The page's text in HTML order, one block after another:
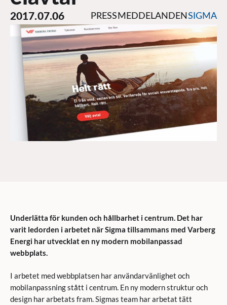
2017.07.06 PRESSMEDDELANDEN SIGMA
Underlätta för kunden och hållbarhet i centrum. Det har
varit ledorden i arbetet när Sigma tillsammans med Varberg
Energi har utvecklat en ny modern mobilanpassad
webbplats.
I arbetet med webbplatsen har användarvänlighet och
mobilanpassning stått i centrum. En ny modern struktur och
design har arbetats fram. Sigmas team har arbetat tätt